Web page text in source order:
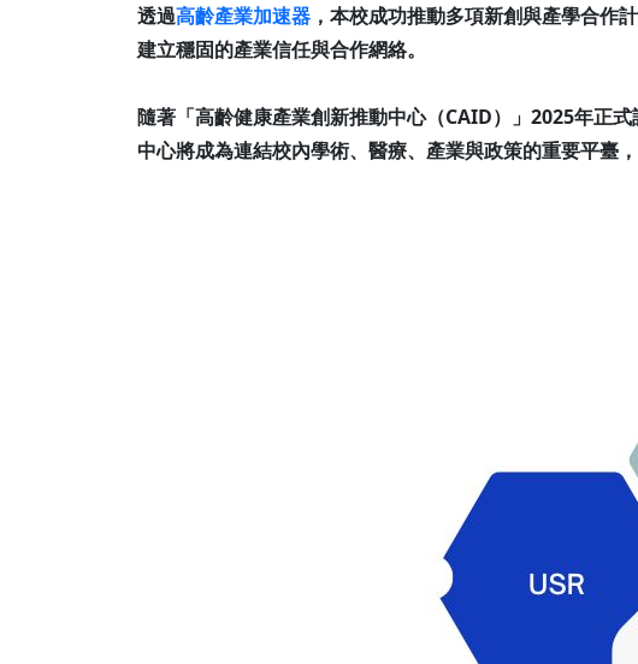
透過高齡產業加速器 ，本校成功推動多項新創與產學合作
建立穩固的產業信任與合作網絡。
隨著「高齡健康產業創新推動中心（CAID）」2025年正
中心將成為連結校內學術、醫療、產業與政策的重要平臺